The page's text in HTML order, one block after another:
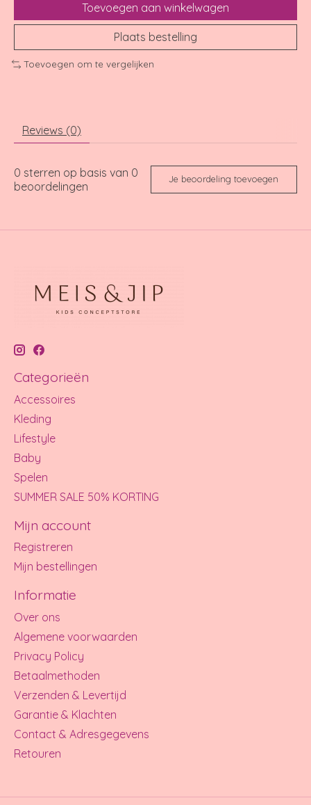
Toevoegen aan winkelwagen
Plaats bestelling
Toevoegen om te vergelijken
Reviews (0)
0 sterren op basis van 0
beoordelingen
Je beoordeling toevoegen
Categorieën
Accessoires
Kleding
Lifestyle
Baby
Spelen
SUMMER SALE 50% KORTING
Mijn account
Registreren
Mijn bestellingen
Informatie
Over ons
Algemene voorwaarden
Privacy Policy
Betaalmethoden
Verzenden & Levertijd
Garantie & Klachten
Contact & Adresgegevens
Retouren